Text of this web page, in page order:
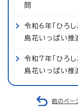
問
令和6年「ひろし
島花いっぱい推
令和7年「ひろし
島花いっぱい推
前のペー